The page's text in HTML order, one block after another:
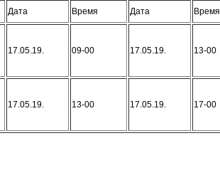
Дата Время Дата Время
17.05.19. 09-00 17.05.19. 13-00
17.05.19. 13-00 17.05.19. 17-00